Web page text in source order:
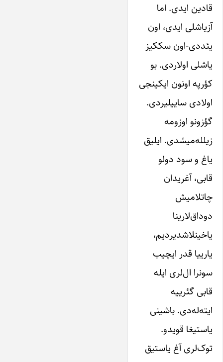
قادین ایدی. اما
آزیاشلی ایدی، اون
یئددی-اون سککیز
یاشلی اولاردی. بو
کؤرپه اونون ایکینجی
اولادی ساییلیردی.
گؤزونو اوزومه
زیلله‌میشدی. ایلیق
یاغ و سود دولو
قابی، آغریدان
چاتلامیش
دوداق‌لارینا
یاخینلاشدیردیم،
یارییا قدر ایچیب
سونرا ال‌لری ایله
قابی گئرییه
ایته‌له‌دی. باشینی
یاستیغا قویدو.
توک‌لری آغ یاستیق